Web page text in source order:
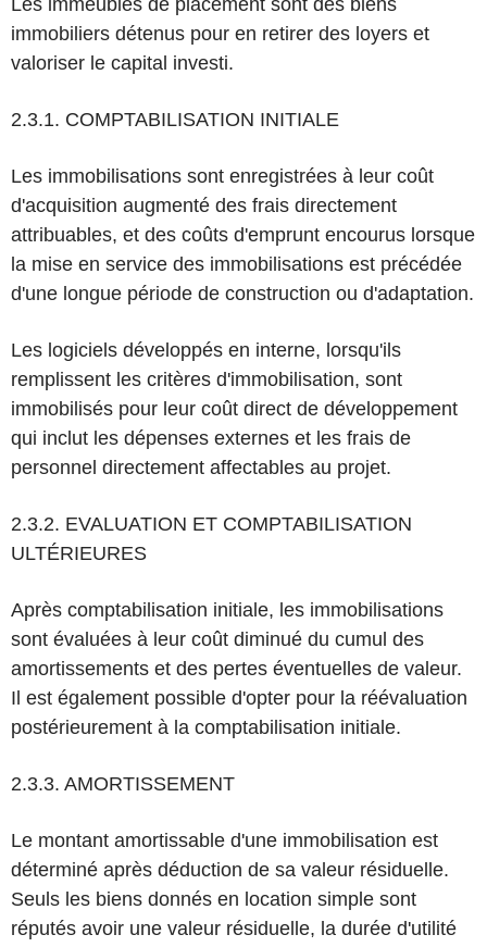
Les immeubles de placement sont des biens
immobiliers détenus pour en retirer des loyers et
valoriser le capital investi.
2.3.1. COMPTABILISATION INITIALE
Les immobilisations sont enregistrées à leur coût
d'acquisition augmenté des frais directement
attribuables, et des coûts d'emprunt encourus lorsque
la mise en service des immobilisations est précédée
d'une longue période de construction ou d'adaptation.
Les logiciels développés en interne, lorsqu'ils
remplissent les critères d'immobilisation, sont
immobilisés pour leur coût direct de développement
qui inclut les dépenses externes et les frais de
personnel directement affectables au projet.
2.3.2. EVALUATION ET COMPTABILISATION
ULTÉRIEURES
Après comptabilisation initiale, les immobilisations
sont évaluées à leur coût diminué du cumul des
amortissements et des pertes éventuelles de valeur.
Il est également possible d'opter pour la réévaluation
postérieurement à la comptabilisation initiale.
2.3.3. AMORTISSEMENT
Le montant amortissable d'une immobilisation est
déterminé après déduction de sa valeur résiduelle.
Seuls les biens donnés en location simple sont
réputés avoir une valeur résiduelle, la durée d'utilité